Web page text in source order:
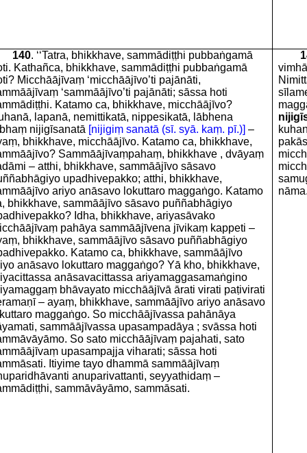
140. ‘‘Tatra, bhikkhave, sammādiṭṭhi pubbaṅgamā
Kathañca, bhikkhave, sammādiṭṭhi pubbaṅgamā
Micchāājīvaṃ ‘micchāājīvo’ti pajānāti,
‘sammāājīvo’ti pajānāti; sāssa hoti
Katamo ca, bhikkhave, micchāājīvo?
lapanā, nemittikatā, nippesikatā, lābhena
nijigīsanatā [nijigiṃ sanatā (sī. syā. kaṃ. pī.)] –
bhikkhave, micchāājīvo. Katamo ca, bhikkhave,
Sammāājīvaṃpahaṃ, bhikkhave , dvāyaṃ
– atthi, bhikkhave, sammāājīvo sāsavo
upadhivepakko; atthi, bhikkhave,
ariyo anāsavo lokuttaro maggaṅgo. Katamo
bhikkhave, sammāājīvo sāsavo puññabhāgiyo
Idha, bhikkhave, ariyasāvako
pahāya sammāājīvena jīvikaṃ kappeti –
bhikkhave, sammāājīvo sāsavo puññabhāgiyo
Katamo ca, bhikkhave, sammāājīvo
anāsavo lokuttaro maggaṅgo? Yā kho, bhikkhave,
anāsavacittassa ariyamaggasamaṅgino
bhāvayato micchāājīvā ārati virati paṭivirati
– ayaṃ, bhikkhave, sammāājīvo ariyo anāsavo
maggaṅgo. So micchāājīvassa pahānāya
sammāājīvassa upasampadāya ; svāssa hoti
So sato micchāājīvaṃ pajahati, sato
upasampajja viharati; sāssa hoti
Itiyime tayo dhammā sammāājīvaṃ
anuparivattanti, seyyathidaṃ –
sammāvāyāmo, sammāsati.